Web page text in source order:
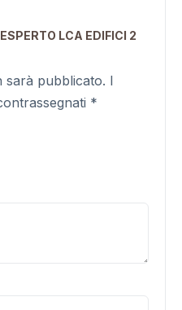
LCA EDIFICI 2
sarà pubblicato. I
*